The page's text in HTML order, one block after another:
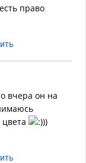
право
вчера он на
))